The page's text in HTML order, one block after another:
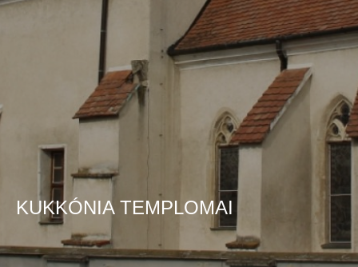
KUKKÓNIA TEMPLOMAI